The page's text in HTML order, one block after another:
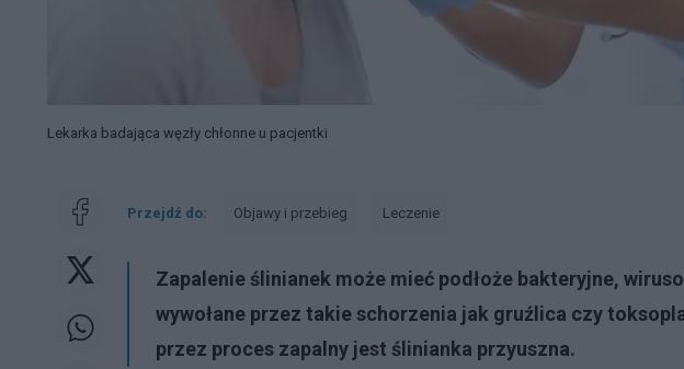
Lekarka badająca węzły chłonne u pacjentki
Przejdź do: Objawy i przebieg Leczenie
Zapalenie ślinianek może mieć podłoże bakteryjne,
wywołane przez takie schorzenia jak gruźlica czy
przez proces zapalny jest ślinianka przyuszna.